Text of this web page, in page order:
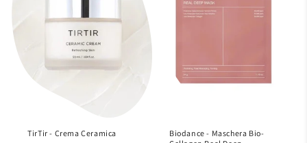
TirTir - Crema Ceramica
Biodance - Maschera Bio-